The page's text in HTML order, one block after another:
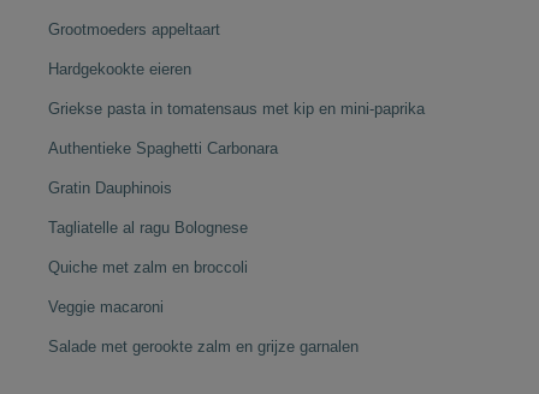
Grootmoeders appeltaart
Hardgekookte eieren
Griekse pasta in tomatensaus met kip en mini-paprika
Authentieke Spaghetti Carbonara
Gratin Dauphinois
Tagliatelle al ragu Bolognese
Quiche met zalm en broccoli
Veggie macaroni
Salade met gerookte zalm en grijze garnalen